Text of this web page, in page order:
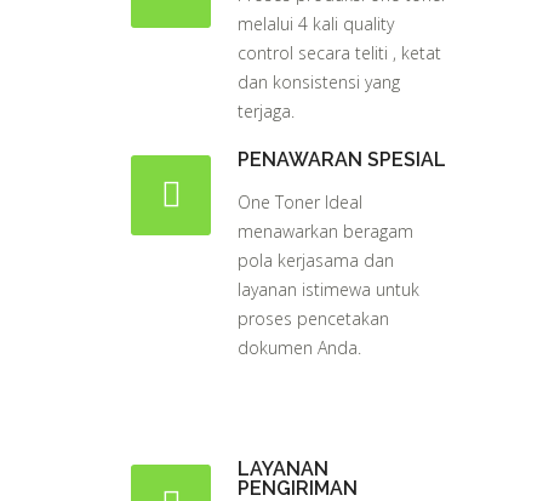
melalui 4 kali quality
control secara teliti , ketat
dan konsistensi yang
terjaga.
PENAWARAN SPESIAL
One Toner Ideal
menawarkan beragam
pola kerjasama dan
layanan istimewa untuk
proses pencetakan
dokumen Anda.
LAYANAN
PENGIRIMAN